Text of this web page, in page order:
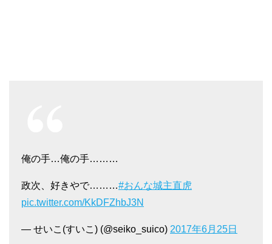
俺の手…俺の手………
政次、好きやで………#おんな城主直虎
pic.twitter.com/KkDFZhbJ3N
— せいこ(すいこ) (@seiko_suico) 2017年6月25日